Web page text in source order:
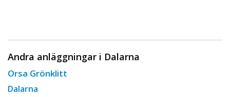
Andra anläggningar i Dalarna
Orsa Grönklitt
Dalarna